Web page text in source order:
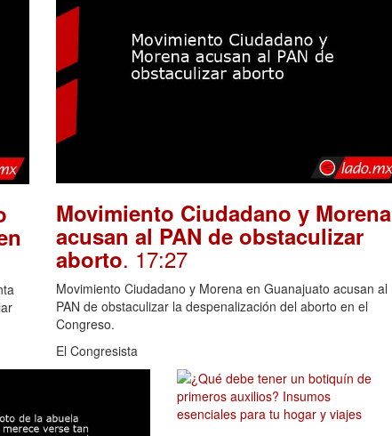
Movimiento Ciudadano y Morena
acusan al PAN de obstaculizar
aborto. 17:27
Movimiento Ciudadano y Morena en Guanajuato acusan al
PAN de obstaculizar la despenalización del aborto en el
Congreso.
El Congresista